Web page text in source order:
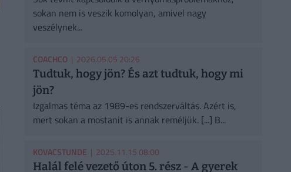
sokan nem is veszik komolyan, amivel nagy
veszélynek...
COACHCO | 2026.05.05 20:26
Tudtuk, hogy jön? És azt tudtuk, hogy mi
jön?
Izgalmas téma az 1989-es rendszerváltás. Azért is,
mert sokan a mostanit is annak reméljük. [...] B...
KOVACSTUNDE | 2025.11.15 08:00
Halál felé vezető úton 5. rész - A gyerek